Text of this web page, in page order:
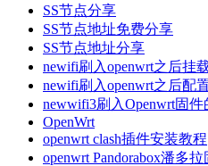
SS节点分享
SS节点地址免费分享
SS节点地址分享
newifi刷入openwrt之后挂
newifi刷入openwrt之后配
newwifi3刷入Openwrt固件
OpenWrt
openwrt clash插件安装教程
openwrt Pandorabox潘多